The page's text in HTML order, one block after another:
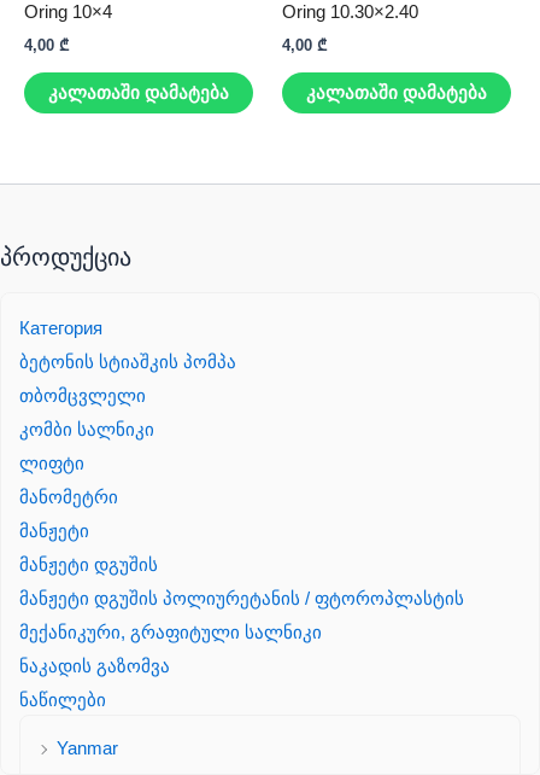
Oring 10×4
4,00 ₾
კალათაში დამატება
Oring 10.30×2.40
4,00 ₾
კალათაში დამატება
პროდუქცია
Категория
ბეტონის სტიაშკის პომპა
თბომცვლელი
კომბი სალნიკი
ლიფტი
მანომეტრი
მანჟეტი
მანჟეტი დგუშის
მანჟეტი დგუშის პოლიურეტანის / ფტოროპლასტის
მექანიკური, გრაფიტული სალნიკი
ნაკადის გაზომვა
ნაწილები
Yanmar